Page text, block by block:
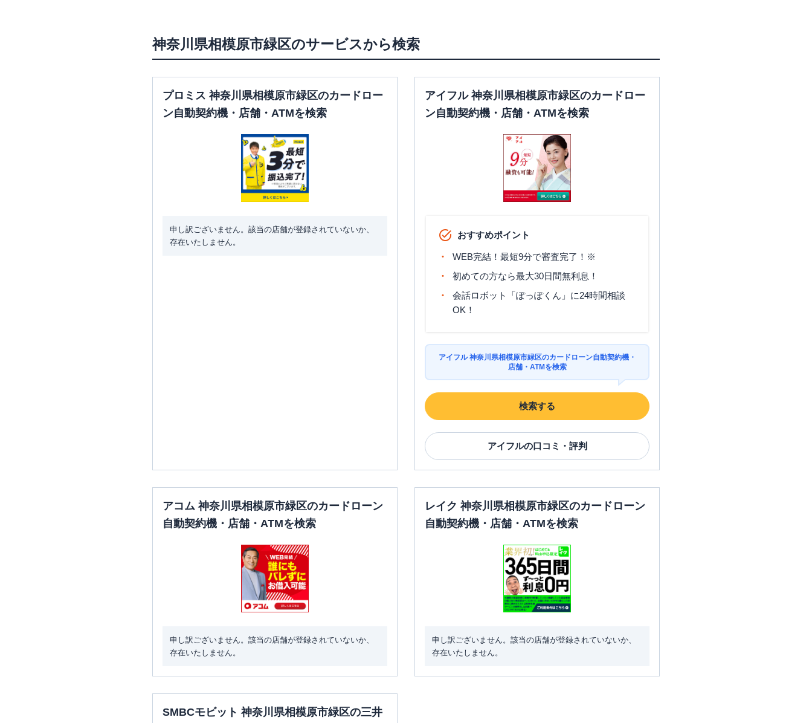
神奈川県相模原市緑区のサービスから検索
プロミス 神奈川県相模原市緑区のカードロー
ン自動契約機・店舗・ATMを検索
申し訳ございません。該当の店舗が登録されていないか、
存在いたしません。
アイフル 神奈川県相模原市緑区のカードロー
ン自動契約機・店舗・ATMを検索
おすすめポイント
WEB完結！最短9分で審査完了！※
初めての方なら最大30日間無利息！
会話ロボット「ぽっぽくん」に24時間相談
OK！
アイフル 神奈川県相模原市緑区のカードローン自動契約機・
店舗・ATMを検索
検索する
アイフルの口コミ・評判
アコム 神奈川県相模原市緑区のカードローン
自動契約機・店舗・ATMを検索
申し訳ございません。該当の店舗が登録されていないか、
存在いたしません。
レイク 神奈川県相模原市緑区のカードローン
自動契約機・店舗・ATMを検索
申し訳ございません。該当の店舗が登録されていないか、
存在いたしません。
SMBCモビット 神奈川県相模原市緑区の三井